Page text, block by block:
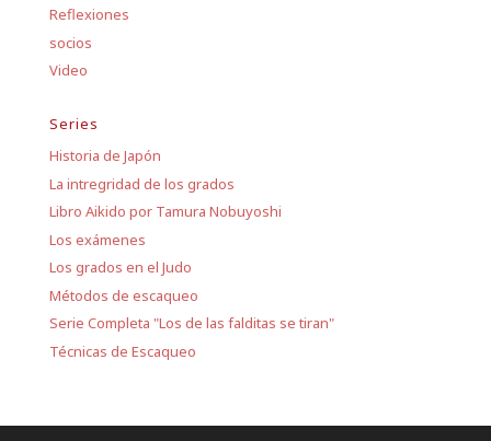
Reflexiones
socios
Video
Series
Historia de Japón
La intregridad de los grados
Libro Aikido por Tamura Nobuyoshi
Los exámenes
Los grados en el Judo
Métodos de escaqueo
Serie Completa "Los de las falditas se tiran"
Técnicas de Escaqueo